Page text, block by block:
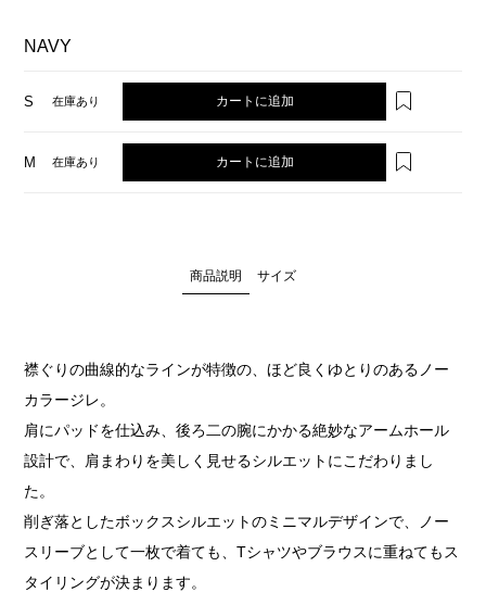
NAVY
S 在庫あり カートに追加
M 在庫あり カートに追加
商品説明 サイズ
襟ぐりの曲線的なラインが特徴の、ほど良くゆとりのあるノー
カラージレ。
肩にパッドを仕込み、後ろ二の腕にかかる絶妙なアームホール
設計で、肩まわりを美しく見せるシルエットにこだわりまし
た。
削ぎ落としたボックスシルエットのミニマルデザインで、ノー
スリーブとして一枚で着ても、Tシャツやブラウスに重ねてもス
タイリングが決まります。